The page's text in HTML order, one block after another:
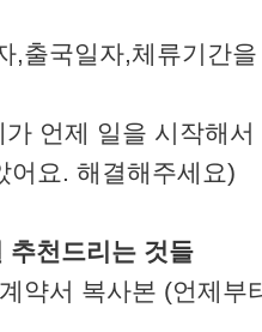
,출국일자,체류기간
언제 일을 시작해
어요. 해결해주세요)
추천드리는 것들
약서 복사본 (언제부